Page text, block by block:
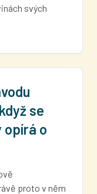
svých
se
opírá o
proto v něm